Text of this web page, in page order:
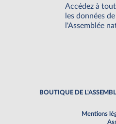
Accédez à
les données de
l'Assemblée
BOUTIQUE DE
Mentions